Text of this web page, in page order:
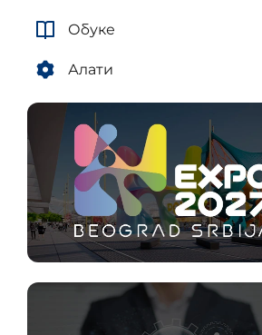
Обуке
Алати